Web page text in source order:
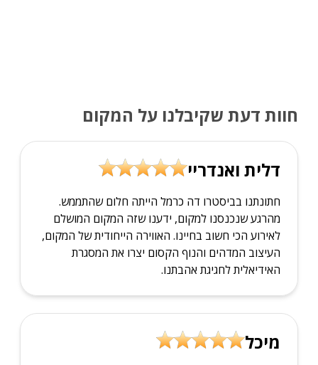
חוות דעת שקיבלנו על המקום
דלית ואנדריי
חתונתנו בביסטרו דה כרמל הייתה חלום שהתממש.
מהרגע שנכנסנו למקום, ידענו שזה המקום המושלם
לאירוע הכי חשוב בחיינו. האווירה הייחודית של המקום,
העיצוב המדהים והנוף הקסום יצרו את המסגרת
האידיאלית לחגיגת אהבתנו.
מיכל